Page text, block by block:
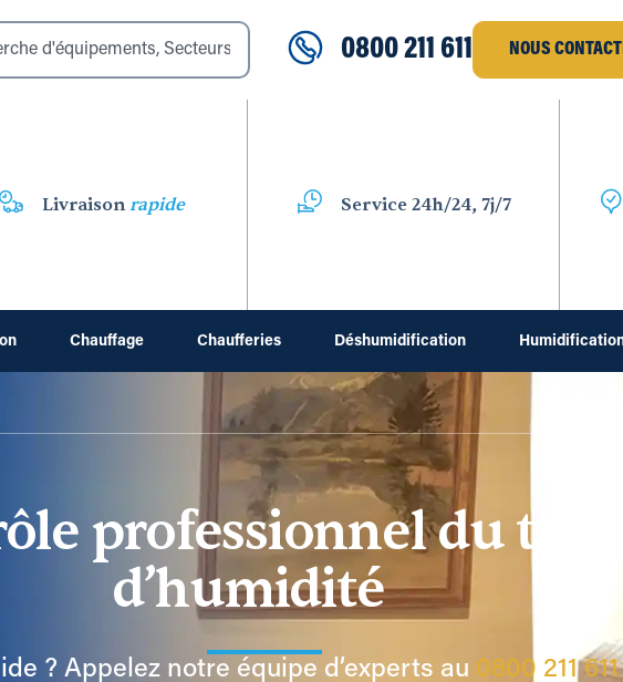
0800 211 611 NOUS
Livraison rapide Service 24h/24, 7j/7
Chauffage Chaufferies Déshumidification
professionnel du taux
d’humidité
? Appelez notre équipe d’experts au 0800 211 611